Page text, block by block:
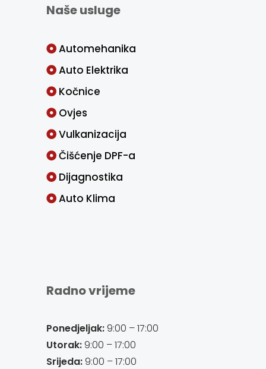
Naše usluge
Automehanika
Auto Elektrika
Kočnice
Ovjes
Vulkanizacija
Čišćenje DPF-a
Dijagnostika
Auto Klima
Radno vrijeme
Ponedjeljak:9:00 – 17:00
Utorak:9:00 – 17:00
Srijeda:9:00 – 17:00